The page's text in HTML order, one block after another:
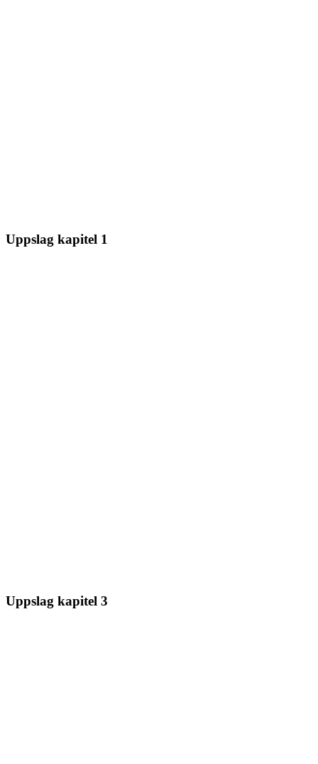
Uppslag kapitel 1
Uppslag kapitel 3